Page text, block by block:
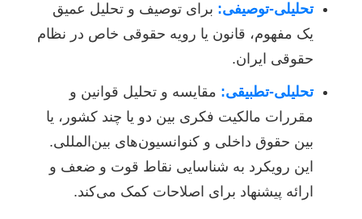
تحلیلی-توصیفی: برای توصیف و تحلیل عمیق
یک مفهوم، قانون یا رویه حقوقی خاص در نظام
حقوقی ایران.
تحلیلی-تطبیقی: مقایسه و تحلیل قوانین و
مقررات مالکیت فکری بین دو یا چند کشور، یا
بین حقوق داخلی و کنوانسیون‌های بین‌المللی.
این رویکرد به شناسایی نقاط قوت و ضعف و
ارائه پیشنهاد برای اصلاحات کمک می‌کند.